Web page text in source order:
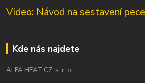
Video: Návod na sestavení pece
Kde nás najdete
ALFA HEAT CZ, s. r. o.